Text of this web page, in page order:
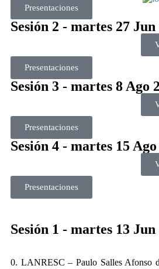
Presentaciones
Sesión 2 - martes 27 Jun
Presentaciones
Sesión 3 - martes 8 Ago
Presentaciones
Sesión 4 - martes 15
Presentaciones
Sesión 1 - martes 13 Jun
0. LANRESC – Paulo Salles Afonso